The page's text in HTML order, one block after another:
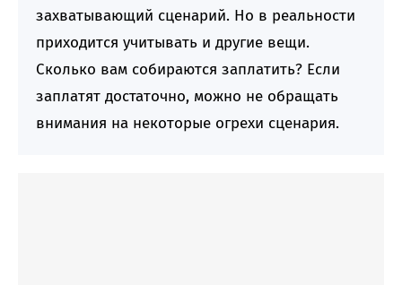
захватывающий сценарий. Но в реальности
приходится учитывать и другие вещи.
Сколько вам собираются заплатить? Если
заплатят достаточно, можно не обращать
внимания на некоторые огрехи сценария.